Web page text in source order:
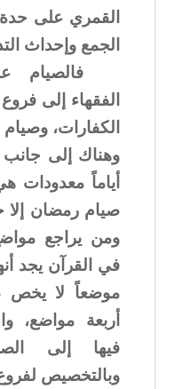
القمري على
الجمع وإحداث
فالصيام
الفقهاء إلى
الكفارات، وصيام
وهناك إلى
أياماً
صيام رمضان إلا
ومن يراجع
في القرآن يجد
موضعاً لا يخص
أربعة مواضع،
فيها إلى
وبالتخصيص